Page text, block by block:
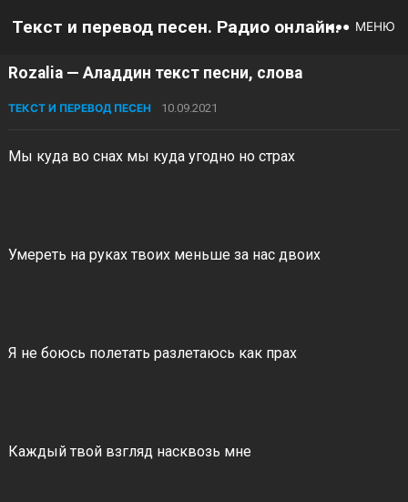
Текст и перевод песен. Радио онлайн. МЕНЮ
Rozalia — Аладдин текст песни, слова
ТЕКСТ И ПЕРЕВОД ПЕСЕН 10.09.2021
Мы куда во снах мы куда угодно но страх
Умереть на руках твоих меньше за нас двоих
Я не боюсь полетать разлетаюсь как прах
Каждый твой взгляд насквозь мне